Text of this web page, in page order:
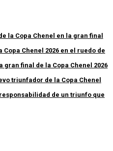
la Copa Chenel en la gran final
Chenel 2026 en el ruedo de
gran final de la Copa Chenel 2026
triunfador de la Copa Chenel
de un triunfo que